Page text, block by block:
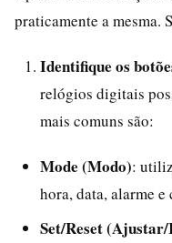
praticamente a mesma.
Identifique os
relógios digitais
mais comuns são:
Mode (Modo):
hora, data, alarme
Set/Reset